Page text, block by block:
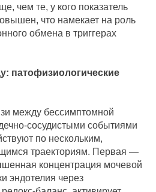
чем те, у кого показатель
что намекает на роль
обмена в триггерах
патофизиологические
между бессимптомной
событиями
по нескольким,
траекториям. Первая —
концентрация мочевой
эндотелия через